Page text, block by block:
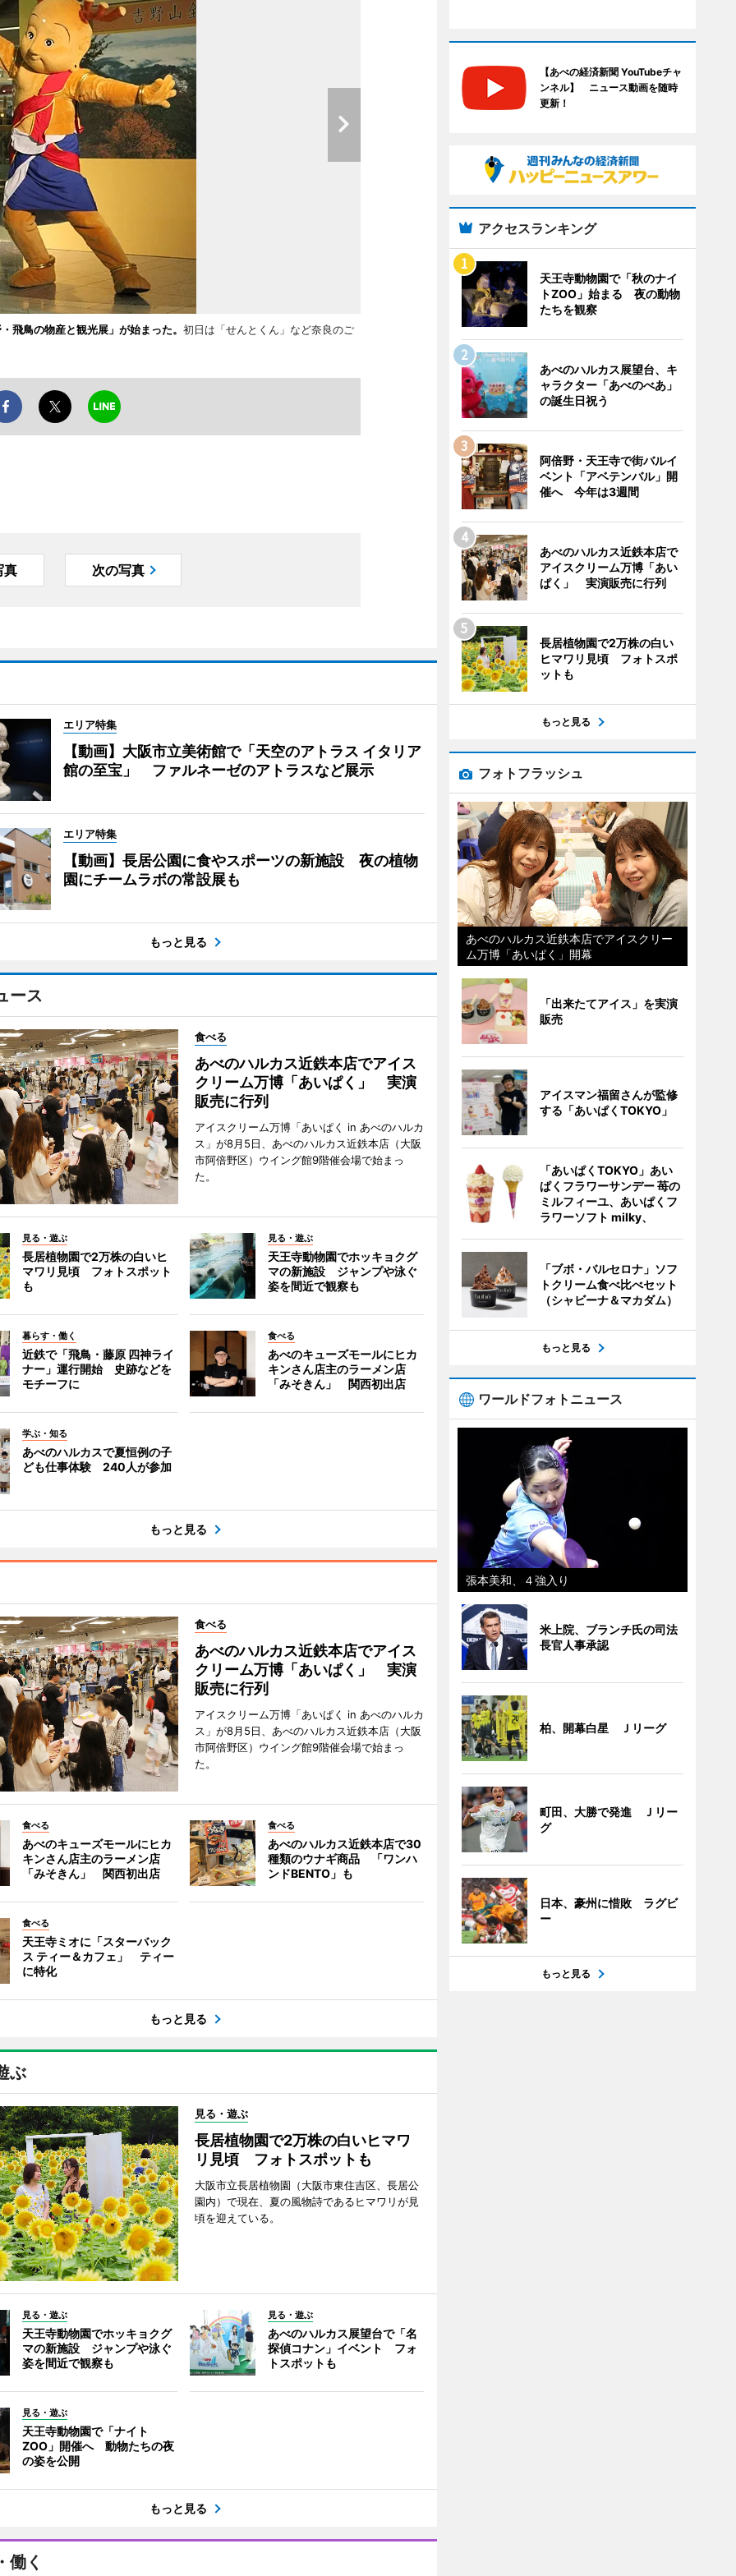
飛鳥の物産と観光展」が始まった。 初日は「せんとくん」など奈良のご
真 次の写真
エリア特集
【動画】大阪市立美術館で「天空のアトラス イタリア
館の至宝」 ファルネーゼのアトラスなど展示
エリア特集
【動画】長居公園に食やスポーツの新施設 夜の植物
園にチームラボの常設展も
もっと見る
ース
食べる
あべのハルカス近鉄本店でアイス
クリーム万博「あいぱく」 実演
販売に行列
アイスクリーム万博「あいぱく in あべのハルカ
ス」が8月5日、あべのハルカス近鉄本店（大阪
市阿倍野区）ウイング館9階催会場で始まっ
た。
見る・遊ぶ
長居植物園で2万株の白いヒ
マワリ見頃 フォトスポット
も
見る・遊ぶ
天王寺動物園でホッキョクグ
マの新施設 ジャンプや泳ぐ
姿を間近で観察も
暮らす・働く
近鉄で「飛鳥・藤原 四神ライ
ナー」運行開始 史跡などを
モチーフに
食べる
あべのキューズモールにヒカ
キンさん店主のラーメン店
「みそきん」 関西初出店
学ぶ・知る
あべのハルカスで夏恒例の子
ども仕事体験 240人が参加
もっと見る
食べる
あべのハルカス近鉄本店でアイス
クリーム万博「あいぱく」 実演
販売に行列
アイスクリーム万博「あいぱく in あべのハルカ
ス」が8月5日、あべのハルカス近鉄本店（大阪
市阿倍野区）ウイング館9階催会場で始まっ
た。
食べる
あべのキューズモールにヒカ
キンさん店主のラーメン店
「みそきん」 関西初出店
食べる
あべのハルカス近鉄本店で30
種類のウナギ商品 「ワンハ
ンドBENTO」も
食べる
天王寺ミオに「スターバック
ス ティー＆カフェ」 ティー
に特化
もっと見る
ぶ
見る・遊ぶ
長居植物園で2万株の白いヒマワ
リ見頃 フォトスポットも
大阪市立長居植物園（大阪市東住吉区、長居公
園内）で現在、夏の風物詩であるヒマワリが見
頃を迎えている。
見る・遊ぶ
天王寺動物園でホッキョクグ
マの新施設 ジャンプや泳ぐ
姿を間近で観察も
見る・遊ぶ
あべのハルカス展望台で「名
探偵コナン」イベント フォ
トスポットも
見る・遊ぶ
天王寺動物園で「ナイト
ZOO」開催へ 動物たちの夜
の姿を公開
もっと見る
働く
【あべの経済新聞 YouTubeチャ
ンネル】 ニュース動画を随時
更新！
アクセスランキング
天王寺動物園で「秋のナイ
トZOO」始まる 夜の動物
たちを観察
あべのハルカス展望台、キ
ャラクター「あべのべあ」
の誕生日祝う
阿倍野・天王寺で街バルイ
ベント「アベテンバル」開
催へ 今年は3週間
あべのハルカス近鉄本店で
アイスクリーム万博「あい
ぱく」 実演販売に行列
長居植物園で2万株の白い
ヒマワリ見頃 フォトスポ
ットも
もっと見る
フォトフラッシュ
あべのハルカス近鉄本店でアイスクリー
ム万博「あいぱく」開幕
「出来たてアイス」を実演
販売
アイスマン福留さんが監修
する「あいぱくTOKYO」
「あいぱくTOKYO」あい
ぱくフラワーサンデー 苺の
ミルフィーユ、あいぱくフ
ラワーソフト milky、
「ブボ・バルセロナ」ソフ
トクリーム食べ比べセット
（シャビーナ＆マカダム）
もっと見る
ワールドフォトニュース
張本美和、４強入り
米上院、ブランチ氏の司法
長官人事承認
柏、開幕白星 Ｊリーグ
町田、大勝で発進 Ｊリー
グ
日本、豪州に惜敗 ラグビ
ー
もっと見る